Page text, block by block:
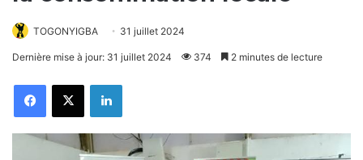
TOGONYIGBA 31 juillet 2024
Dernière mise à jour: 31 juillet 2024 374 2 minutes de lecture
FacebookX Linkedin